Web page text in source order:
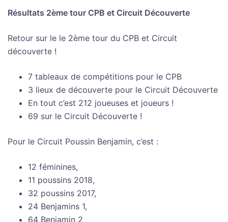
Résultats 2ème tour CPB et Circuit Découverte
Retour sur le le 2ème tour du CPB et Circuit
découverte !
7 tableaux de compétitions pour le CPB
3 lieux de découverte pour le Circuit Découverte
En tout c’est 212 joueuses et joueurs !
69 sur le Circuit Découverte !
Pour le Circuit Poussin Benjamin, c’est :
12 féminines,
11 poussins 2018,
32 poussins 2017,
24 Benjamins 1,
64 Benjamin 2